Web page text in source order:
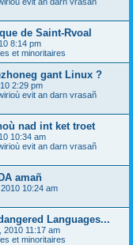
de Saint-Rvoal
8:14 pm
et minoritaires
gant Linux ?
2:29 pm
evit an darn vrasañ
nad int ket troet
10:34 am
evit an darn vrasañ
amañ
10:24 am
Languages...
2010 11:17 am
et minoritaires